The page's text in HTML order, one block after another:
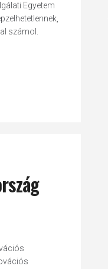
Egyetem
számol.